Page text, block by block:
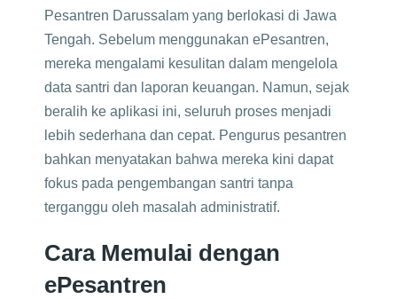
Pesantren Darussalam yang berlokasi di Jawa
Tengah. Sebelum menggunakan ePesantren,
mereka mengalami kesulitan dalam mengelola
data santri dan laporan keuangan. Namun, sejak
beralih ke aplikasi ini, seluruh proses menjadi
lebih sederhana dan cepat. Pengurus pesantren
bahkan menyatakan bahwa mereka kini dapat
fokus pada pengembangan santri tanpa
terganggu oleh masalah administratif.
Cara Memulai dengan
ePesantren